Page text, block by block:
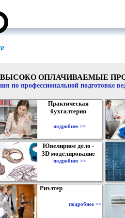
ВЫСОКО ОПЛАЧИВАЕМЫЕ
по профессиональной подготовке
Практическая
бухгалтерия
подробнее >>
Ювелирное дело -
3D моделирование
подробнее >>
Риэлтер
подробнее >>